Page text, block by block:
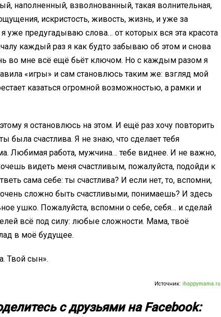
наполненный, взволнованный, такая волнительная,
искристость, живость, жизнь, и уже за
уже предугадываю слова… от которых вся эта красота
каждый раз я как будто забываю об этом и снова
во мне всё ещё бьёт ключом. Но с каждым разом я
«игры» и сам становлюсь таким же: взгляд мой
казаться огромной возможностью, а рамки и
я остановлюсь на этом. И ещё раз хочу повторить
была счастлива. Я не знаю, что сделает тебя
Любимая работа, мужчина… тебе виднее. И не важно,
видеть меня счастливым, пожалуйста, подойди к
сама себе: ты счастлива? И если нет, то, вспомни,
сложно быть счастливыми, понимаешь? И здесь
ушко. Пожалуйста, вспомни о себе, себя… и сделай
всё под силу: любые сложности. Мама, твоё
в моё будущее.
Твой сын».
Источник:ihappymama.ru
с друзьями на Facebook: